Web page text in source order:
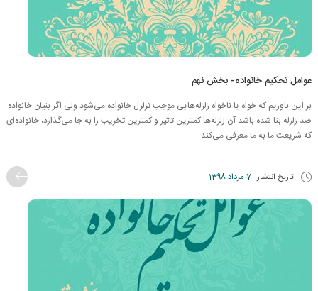
عوامل تحکیم خانواده- بخش نهم
بر این باوریم که خواه یا ناخواه زلزله‌هایی موجب تزلزل خانواده می‌شود ولی اگر بنیان خانواده
ضد زلزله بنا شده باشد آن زلزله‌ها کمترین تاثیر و کمترین تخریب را به جا می‌گذارد، خانواده‌ای
که شریعت ما به ما معرفی می‌کند ...
تاریخ انتشار 7 مرداد 1398